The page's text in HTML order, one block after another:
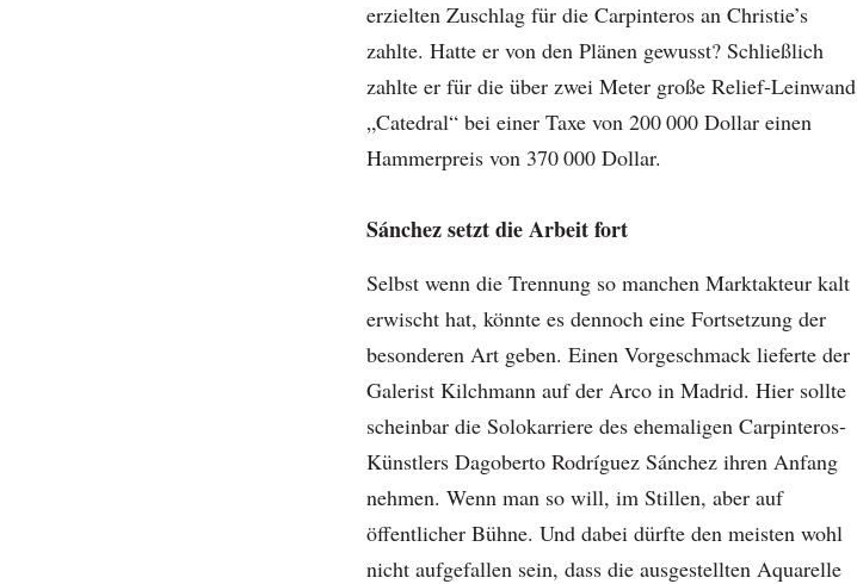
erzielten Zuschlag für die Carpinteros an Christie’s
zahlte. Hatte er von den Plänen gewusst? Schließlich
zahlte er für die über zwei Meter große Relief-Leinwand
„Catedral“ bei einer Taxe von 200 000 Dollar einen
Hammerpreis von 370 000 Dollar.
Sánchez setzt die Arbeit fort
Selbst wenn die Trennung so manchen Marktakteur kalt
erwischt hat, könnte es dennoch eine Fortsetzung der
besonderen Art geben. Einen Vorgeschmack lieferte der
Galerist Kilchmann auf der Arco in Madrid. Hier sollte
scheinbar die Solokarriere des ehemaligen Carpinteros-
Künstlers Dagoberto Rodríguez Sánchez ihren Anfang
nehmen. Wenn man so will, im Stillen, aber auf
öffentlicher Bühne. Und dabei dürfte den meisten wohl
nicht aufgefallen sein, dass die ausgestellten Aquarelle